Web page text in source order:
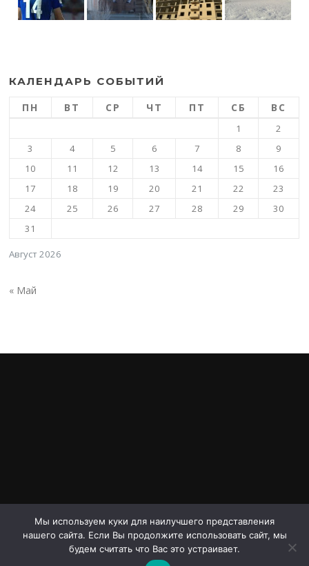
КАЛЕНДАРЬ СОБЫТИЙ
Август 2026
ПН ВТ СР ЧТ ПТ СБ ВС
1
2
3
4 5 6 7 8
9
10
11 12 13 14 15
16
17
18 19 20 21 22
23
24
25 26 27 28 29
30
31
« Май
Авторское право © 2026 Проспект Дериглазова. Все права
защищены.
Мы используем куки для наилучшего представления
нашего сайта. Если Вы продолжите использовать сайт, мы
будем считать что Вас это устраивает.